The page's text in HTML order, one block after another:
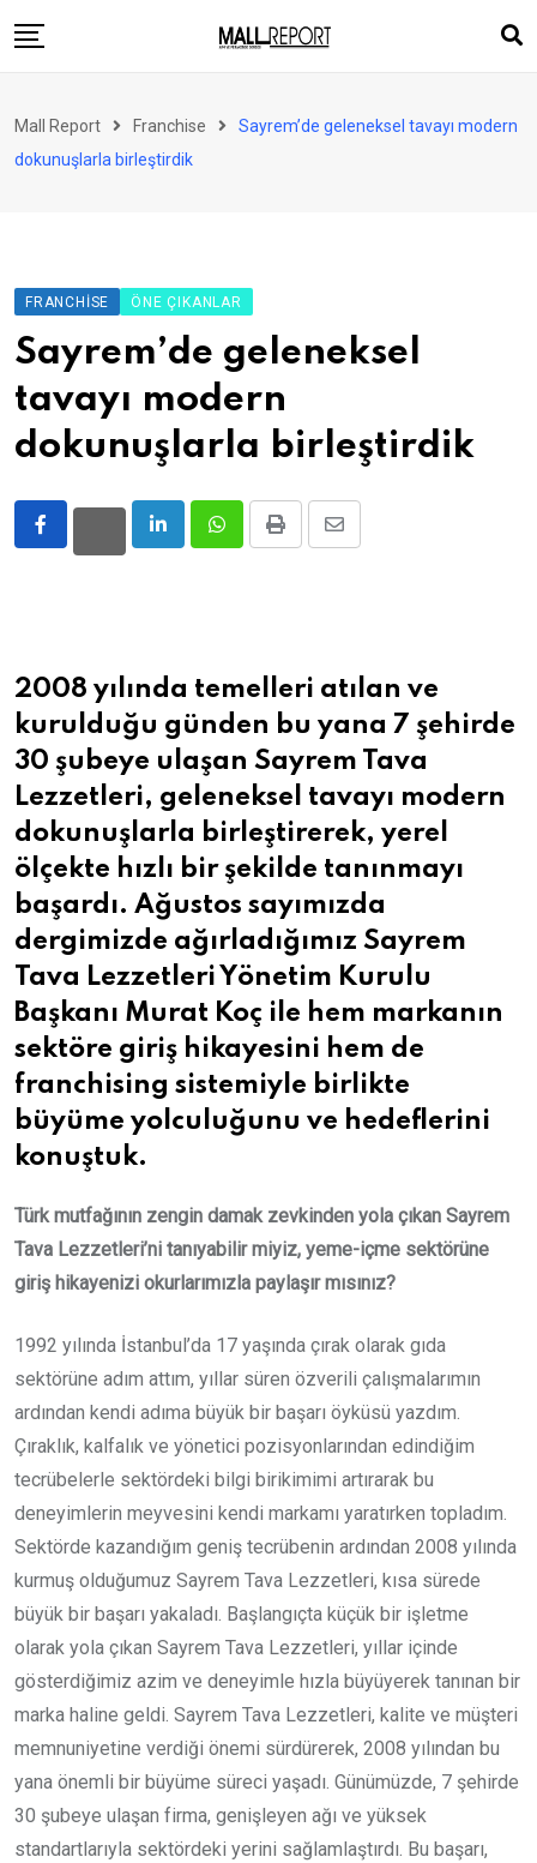
to
Perakende
Ürün ve Hizmet
Enerji
Haber
Gündem
Mall Report Franchise
Sayrem’de geleneksel tavayı modern
dokunuşlarla birleştirdik
FRANCHISE ÖNE ÇIKANLAR
Sayrem’de geleneksel
tavayı modern
dokunuşlarla birleştirdik
LinkedInWhatsappPrint
Share
2008 yılında temelleri atılan ve
kurulduğu günden bu yana 7 şehirde
30 şubeye ulaşan Sayrem Tava
Lezzetleri, geleneksel tavayı modern
dokunuşlarla birleştirerek, yerel
ölçekte hızlı bir şekilde tanınmayı
başardı. Ağustos sayımızda
dergimizde ağırladığımız Sayrem
Tava Lezzetleri Yönetim Kurulu
Başkanı Murat Koç ile hem markanın
sektöre giriş hikayesini hem de
franchising sistemiyle birlikte
büyüme yolculuğunu ve hedeflerini
konuştuk.
Türk mutfağının zengin damak zevkinden yola çıkan Sayrem
Tava Lezzetleri’ni tanıyabilir miyiz, yeme-içme sektörüne
giriş hikayenizi okurlarımızla paylaşır mısınız?
1992 yılında İstanbul’da 17 yaşında çırak olarak gıda
sektörüne adım attım, yıllar süren özverili çalışmalarımın
ardından kendi adıma büyük bir başarı öyküsü yazdım.
Çıraklık, kalfalık ve yönetici pozisyonlarından edindiğim
tecrübelerle sektördeki bilgi birikimimi artırarak bu
deneyimlerin meyvesini kendi markamı yaratırken topladım.
Sektörde kazandığım geniş tecrübenin ardından 2008 yılında
kurmuş olduğumuz Sayrem Tava Lezzetleri, kısa sürede
büyük bir başarı yakaladı. Başlangıçta küçük bir işletme
olarak yola çıkan Sayrem Tava Lezzetleri, yıllar içinde
gösterdiğimiz azim ve deneyimle hızla büyüyerek tanınan bir
marka haline geldi. Sayrem Tava Lezzetleri, kalite ve müşteri
memnuniyetine verdiği önemi sürdürerek, 2008 yılından bu
yana önemli bir büyüme süreci yaşadı. Günümüzde, 7 şehirde
30 şubeye ulaşan firma, genişleyen ağı ve yüksek
standartlarıyla sektördeki yerini sağlamlaştırdı. Bu başarı,